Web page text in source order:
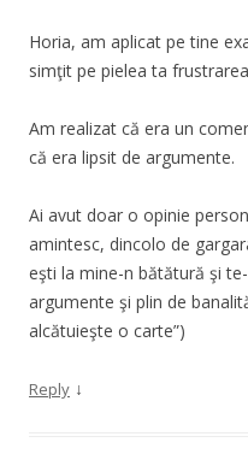
Horia, am aplicat pe tine
simţit pe pielea ta
Am realizat că era un
că era lipsit de argumente.
Ai avut doar o opinie
amintesc, dincolo de
eşti la mine-n bătătură şi
argumente şi plin de
alcătuieşte o carte”)
Reply ↓